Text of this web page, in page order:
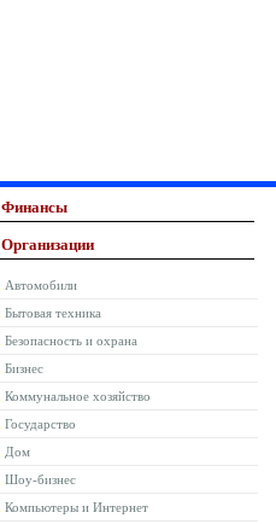
Финансы
Организации
Автомобили
Бытовая техника
Безопасность и охрана
Бизнес
Коммунальное хозяйство
Государство
Дом
Шоу-бизнес
Компьютеры и Интернет